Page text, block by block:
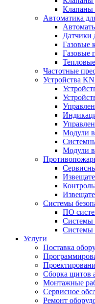
Клапаны
Автоматика
Датчики
Газовые
Газовые
Частотные
Устройства
Модули
Модули
Системы
ПО
Системы
Системы
Услуги
Поставка
Сборка щитов
Монтажные
Сервисное
Ремонт